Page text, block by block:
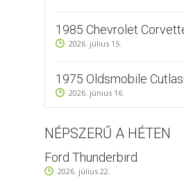
1985 Chevrolet
2026. július 15.
1975 Oldsmobile
2026. június 16.
NÉPSZERŰ A HÉTEN
Ford Thunderbird
2026. július 22.